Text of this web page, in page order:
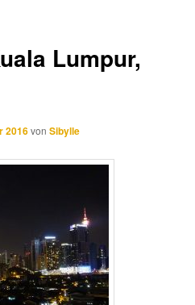
Lumpur,
2016vonSibylle